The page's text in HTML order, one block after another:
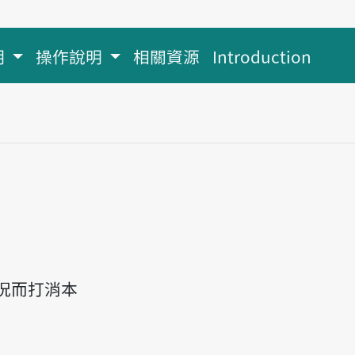
操作說明 相關資源 Introduction
而打消本